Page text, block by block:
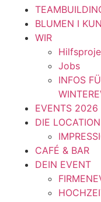
BLUMEN I
WIR
Jobs
INFOS
EVENTS 2026
DIE LOCATION
CAFÉ & BAR
DEIN EVENT